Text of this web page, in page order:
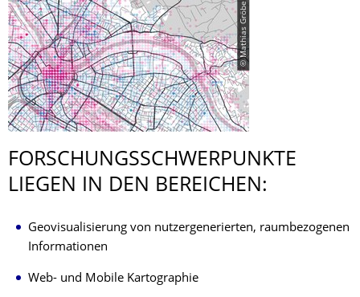
© Mathias Gröbe
FORSCHUNGS­SCHWERPUNKTE
LIEGEN IN DEN BEREICHEN:
Geovisualisierung von nutzergenerierten, raumbezogenen
Informationen
Web- und Mobile Kartographie